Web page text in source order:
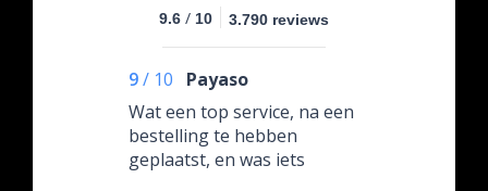
9.6 / 10 3.790 reviews
9/ 10
Payaso
Wat een top service, na een
bestelling te hebben
geplaatst, en was iets